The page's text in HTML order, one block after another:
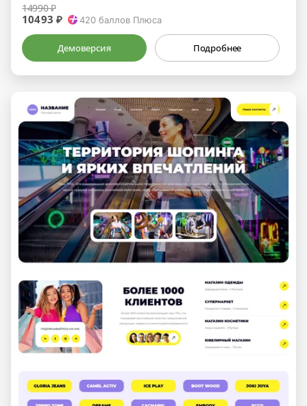
14990 ₽
10493 ₽ 420 баллов Плюса
Демоверсия Подробнее